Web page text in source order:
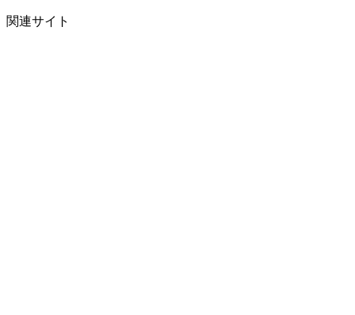
関連サイト